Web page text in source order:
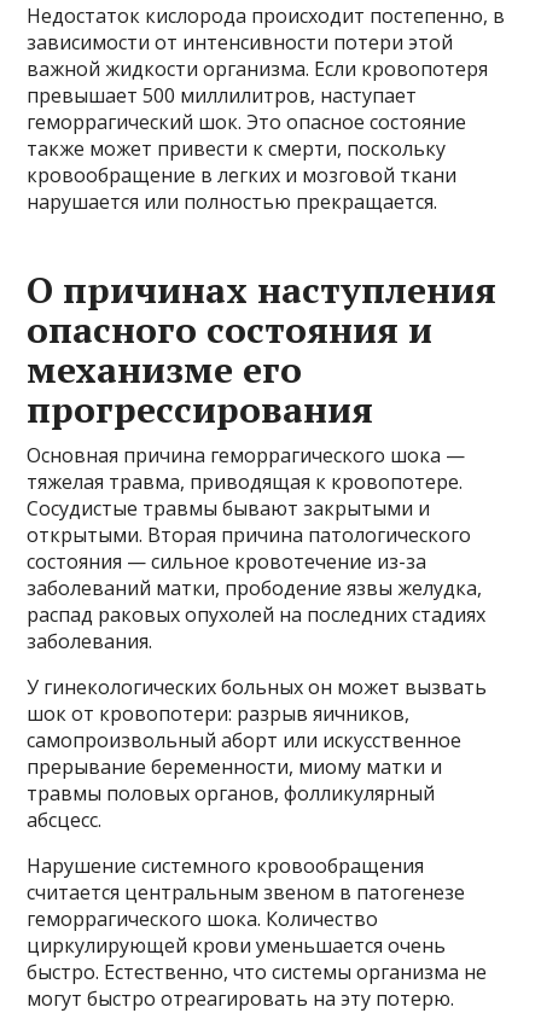
Недостаток кислорода происходит постепенно, в
зависимости от интенсивности потери этой
важной жидкости организма. Если кровопотеря
превышает 500 миллилитров, наступает
геморрагический шок. Это опасное состояние
также может привести к смерти, поскольку
кровообращение в легких и мозговой ткани
нарушается или полностью прекращается.
О причинах наступления
опасного состояния и
механизме его
прогрессирования
Основная причина геморрагического шока —
тяжелая травма, приводящая к кровопотере.
Сосудистые травмы бывают закрытыми и
открытыми. Вторая причина патологического
состояния — сильное кровотечение из-за
заболеваний матки, прободение язвы желудка,
распад раковых опухолей на последних стадиях
заболевания.
У гинекологических больных он может вызвать
шок от кровопотери: разрыв яичников,
самопроизвольный аборт или искусственное
прерывание беременности, миому матки и
травмы половых органов, фолликулярный
абсцесс.
Нарушение системного кровообращения
считается центральным звеном в патогенезе
геморрагического шока. Количество
циркулирующей крови уменьшается очень
быстро. Естественно, что системы организма не
могут быстро отреагировать на эту потерю.